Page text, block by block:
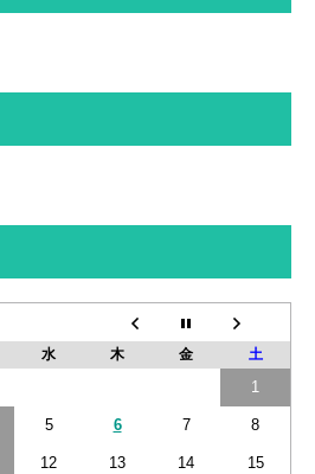
水 木 金 土
1
5 6 7 8
12 13 14 15